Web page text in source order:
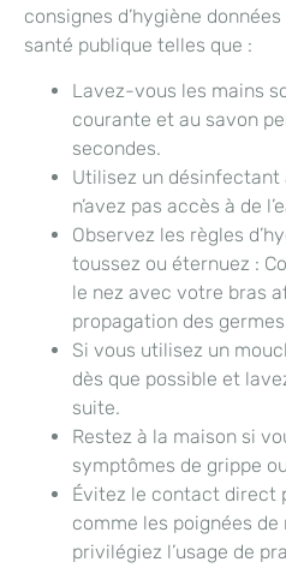
consignes d’hygiène
santé publique telles que :
Lavez-vous les mains
courante et au savon
secondes.
Utilisez un désinfectant
n’avez pas accès à de
Observez les règles
toussez ou éternuez :
le nez avec votre bras
propagation des
Si vous utilisez un
dès que possible et
suite.
Restez à la maison si
symptômes de grippe
Évitez le contact direct
comme les poignées
privilégiez l’usage de